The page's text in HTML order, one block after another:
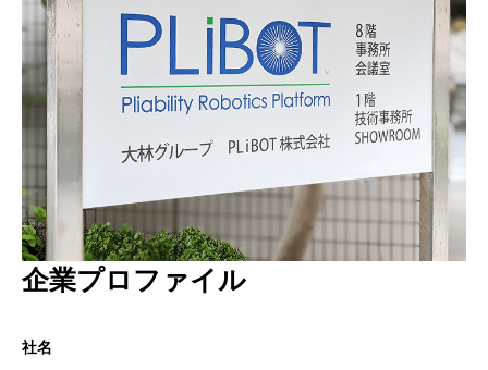
企業プロファイル
社名